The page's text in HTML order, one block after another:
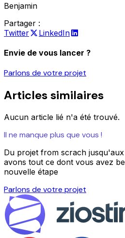
Benjamin
Partager :
Twitter
LinkedIn
Envie de vous lancer ?
Parlons de votre projet
Articles similaires
Aucun article lié n'a été trouvé.
Il ne manque plus que vous !
Du projet from scrach
avons tout ce dont vous avez
nouvelle étape
Parlons de votre projet